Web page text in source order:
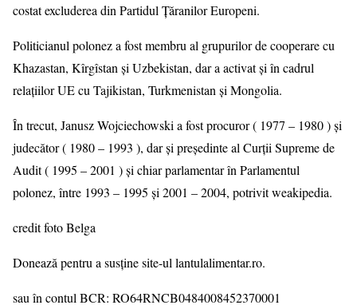
costat excluderea din Partidul Țăranilor Europeni.
Politicianul polonez a fost membru al grupurilor de cooperare cu
Khazastan, Kîrgîstan și Uzbekistan, dar a activat și în cadrul
relațiilor UE cu Tajikistan, Turkmenistan și Mongolia.
În trecut, Janusz Wojciechowski a fost procuror ( 1977 – 1980 ) și
judecător ( 1980 – 1993 ), dar și președinte al Curții Supreme de
Audit ( 1995 – 2001 ) și chiar parlamentar în Parlamentul
polonez, între 1993 – 1995 și 2001 – 2004, potrivit weakipedia.
credit foto Belga
Donează pentru a susține site-ul lantulalimentar.ro.
sau în contul BCR: RO64RNCB0484008452370001